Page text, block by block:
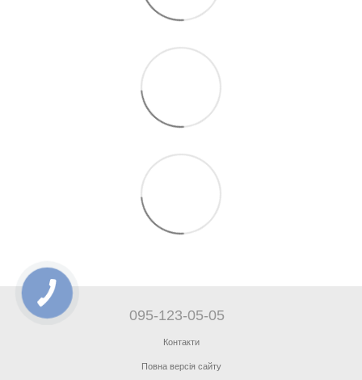
095-123-05-05
Контакти
Повна версія сайту